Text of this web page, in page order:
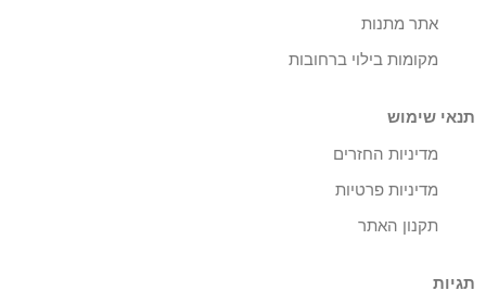
אתר מתנות
מקומות בילוי ברחובות
תנאי שימוש
מדיניות החזרים
מדיניות פרטיות
תקנון האתר
תגיות